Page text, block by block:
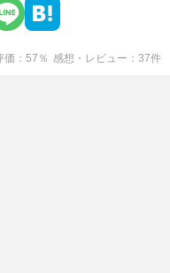
価 57 ％ 感想・レビュー 37件